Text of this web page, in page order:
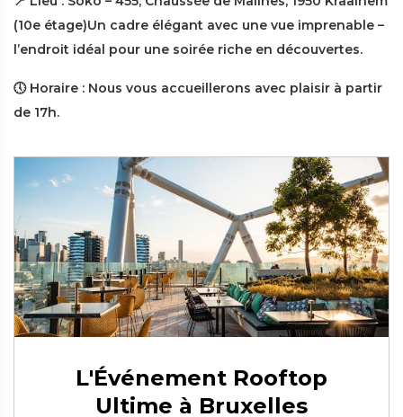
(10e étage)Un cadre élégant avec une vue imprenable –
l’endroit idéal pour une soirée riche en découvertes.
🕔 Horaire : Nous vous accueillerons avec plaisir à partir
de 17h.
L'Événement Rooftop
Ultime à Bruxelles